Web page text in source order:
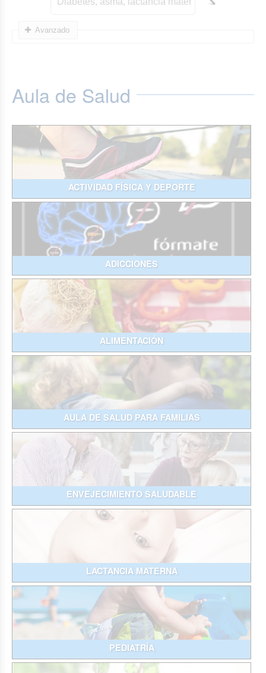
Avanzado
Aula de Salud
ACTIVIDAD FÍSICA Y DEPORTE
ADICCIONES
ALIMENTACIÓN
AULA DE SALUD PARA FAMILIAS
ENVEJECIMIENTO SALUDABLE
LACTANCIA MATERNA
PEDIATRÍA